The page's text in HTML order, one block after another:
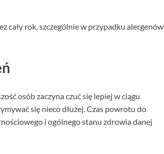
cały rok, szczególnie w przypadku alergenów
osób zaczyna czuć się lepiej w ciągu
się nieco dłużej. Czas powrotu do
i ogólnego stanu zdrowia danej